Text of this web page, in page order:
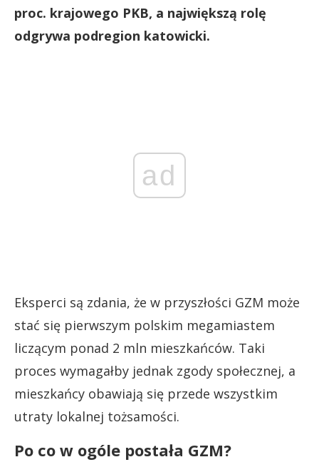
proc. krajowego PKB, a największą rolę
odgrywa podregion katowicki.
ad
Eksperci są zdania, że w przyszłości GZM może
stać się pierwszym polskim megamiastem
liczącym ponad 2 mln mieszkańców. Taki
proces wymagałby jednak zgody społecznej, a
mieszkańcy obawiają się przede wszystkim
utraty lokalnej tożsamości.
Po co w ogóle postała GZM?